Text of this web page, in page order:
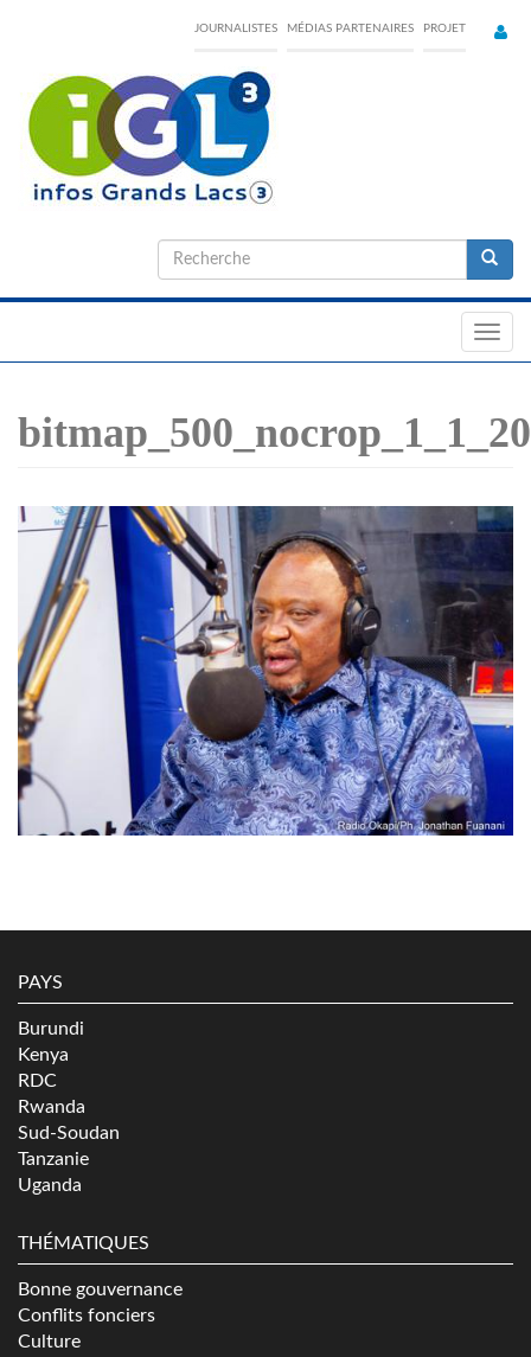
content
JOURNALISTES MÉDIAS PARTENAIRES PROJET
Formulaire
de
PAYS
Burundi
Kenya
RDC
Rwanda
Sud-Soudan
Tanzanie
Uganda
THÉMATIQUES
Bonne gouvernance
Conflits fonciers
Culture